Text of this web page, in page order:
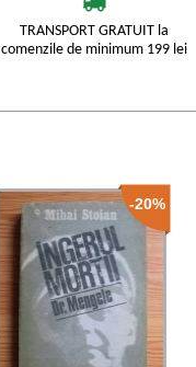
TRANSPORT GRATUIT la
comenzile de minimum 199 lei
-20%